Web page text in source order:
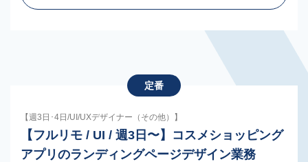
定番
【週3日･4日/UI/UXデザイナー（その他）】
【フルリモ / UI / 週3日〜】コスメショッピング
アプリのランディングページデザイン業務